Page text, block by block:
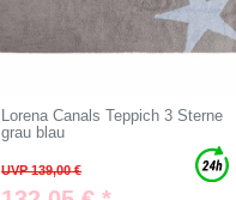
Lorena Canals Teppich 3 Sterne
grau blau
UVP 139,00 €